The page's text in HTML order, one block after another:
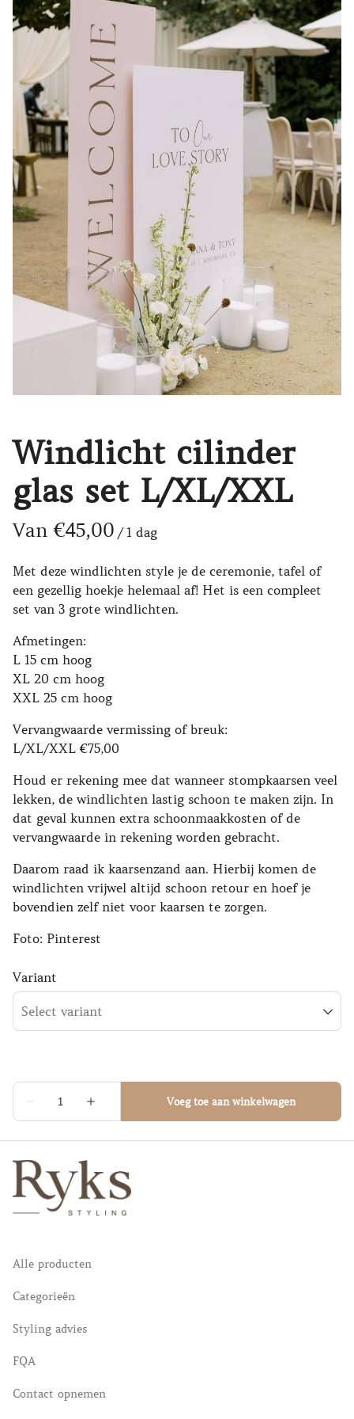
Windlicht cilinder
glas set L/XL/XXL
/
Met deze windlichten style je de ceremonie, tafel of
een gezellig hoekje helemaal af! Het is een compleet
set van 3 grote windlichten.
Afmetingen:
L 15 cm hoog
XL 20 cm hoog
XXL 25 cm hoog
Vervangwaarde vermissing of breuk:
L/XL/XXL €75,00
Houd er rekening mee dat wanneer stompkaarsen veel
lekken, de windlichten lastig schoon te maken zijn. In
dat geval kunnen extra schoonmaakkosten of de
vervangwaarde in rekening worden gebracht.
Daarom raad ik kaarsenzand aan. Hierbij komen de
windlichten vrijwel altijd schoon retour en hoef je
bovendien zelf niet voor kaarsen te zorgen.
Foto: Pinterest
Variant
Alle producten
Categorieën
Styling advies
FQA
Contact opnemen